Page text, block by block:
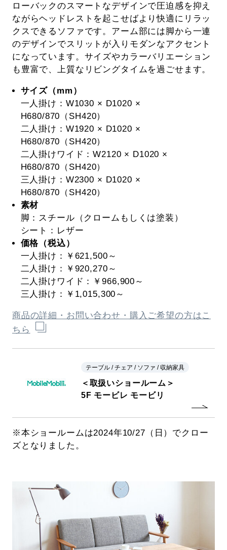
ローバックのスマートなデザインで圧迫感を抑え
ながらヘッドレストを起こせばより快適にリラッ
クスできるソファです。アーム部には脚から一連
のデザインでスリットが入りモダンなアクセント
になっています。サイズやカラーバリエーション
も豊富で、上質なリビングタイムを過ごせます。
サイズ（mm）
一人掛け：W1030 × D1020 ×
H680/870（SH420）
二人掛け：W1920 × D1020 ×
H680/870（SH420）
二人掛けワイド：W2120 × D1020 ×
H680/870（SH420）
三人掛け：W2300 × D1020 ×
H680/870（SH420）
素材
脚：スチール（クロームもしくは塗装）
シート：レザー
価格（税込）
一人掛け：￥621,500～
二人掛け：￥920,270～
二人掛けワイド：￥966,900～
三人掛け：￥1,015,300～
商品の詳細・お問い合わせ・購入ご希望の方はこ
ちら
テーブル / チェア / ソファ / 収納家具
＜取扱いショールーム＞
5F モービレ モービリ
※本ショールームは2024年10/27（日）でクロー
ズとなりました。